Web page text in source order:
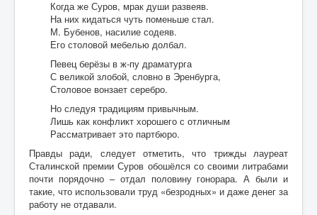
Когда же Суров, мрак души развеяв.
На них кидаться чуть поменьше стал.
М. Бубенов, насилие содеяв.
Его столовой мебелью долбал.
Певец берёзы в ж-пу драматурга
С великой злобой, словно в Эренбурга,
Столовое вонзает серебро.
Но следуя традициям привычным.
Лишь как конфликт хорошего с отличным
Рассматривает это партбюро.
Правды ради, следует отметить, что трижды лауреат
Сталинской премии Суров обошёлся со своими литрабами
почти порядочно – отдал половину гонорара. А были и
такие, что использовали труд «безродных» и даже денег за
работу не отдавали.